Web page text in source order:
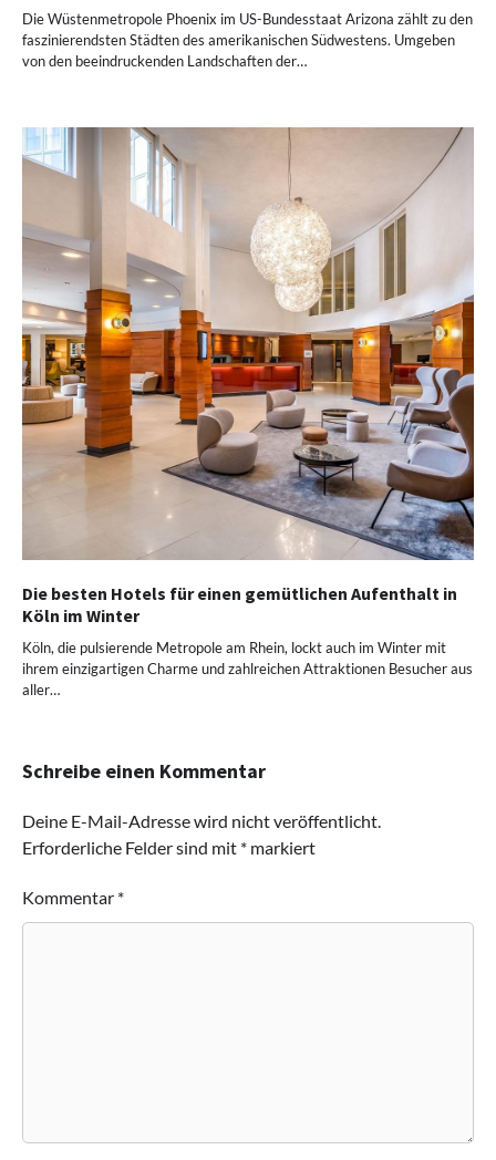
Die Wüstenmetropole Phoenix im US-Bundesstaat Arizona zählt zu den
faszinierendsten Städten des amerikanischen Südwestens. Umgeben
von den beeindruckenden Landschaften der…
Die besten Hotels für einen gemütlichen Aufenthalt in
Köln im Winter
Köln, die pulsierende Metropole am Rhein, lockt auch im Winter mit
ihrem einzigartigen Charme und zahlreichen Attraktionen Besucher aus
aller…
Schreibe einen Kommentar
Deine E-Mail-Adresse wird nicht veröffentlicht.
Erforderliche Felder sind mit * markiert
Kommentar *